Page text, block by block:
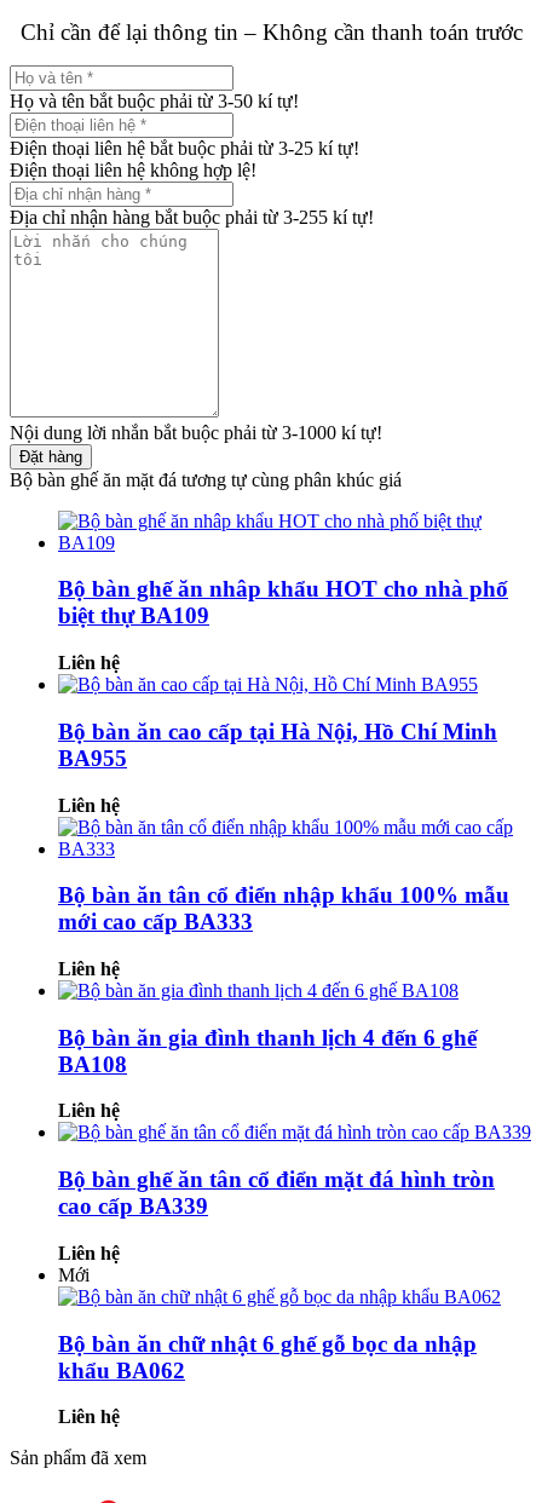
Chỉ cần để lại thông tin – Không cần thanh toán trước
Họ và tên bắt buộc phải từ 3-50 kí tự!
Điện thoại liên hệ bắt buộc phải từ 3-25 kí tự!
Điện thoại liên hệ không hợp lệ!
Địa chỉ nhận hàng bắt buộc phải từ 3-255 kí tự!
Nội dung lời nhắn bắt buộc phải từ 3-1000 kí tự!
Đặt hàng
Bộ bàn ghế ăn mặt đá tương tự cùng phân khúc giá
Bộ bàn ghế ăn nhâp khẩu HOT cho nhà phố
biệt thự BA109
Liên hệ
Bộ bàn ăn cao cấp tại Hà Nội, Hồ Chí Minh
BA955
Liên hệ
Bộ bàn ăn tân cổ điển nhập khẩu 100% mẫu
mới cao cấp BA333
Liên hệ
Bộ bàn ăn gia đình thanh lịch 4 đến 6 ghế
BA108
Liên hệ
Bộ bàn ghế ăn tân cổ điển mặt đá hình tròn
cao cấp BA339
Liên hệ
Mới
Bộ bàn ăn chữ nhật 6 ghế gỗ bọc da nhập
khẩu BA062
Liên hệ
Sản phẩm đã xem